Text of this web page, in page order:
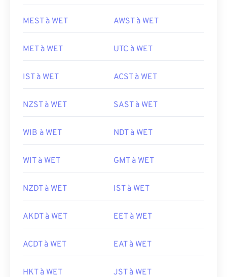
MEST à WET AWST à WET
MET à WET UTC à WET
IST à WET ACST à WET
NZST à WET SAST à WET
WIB à WET NDT à WET
WIT à WET GMT à WET
NZDT à WET IST à WET
AKDT à WET EET à WET
ACDT à WET EAT à WET
HKT à WET JST à WET